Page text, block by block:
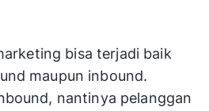
bisa terjadi baik
maupun inbound.
nantinya pelanggan